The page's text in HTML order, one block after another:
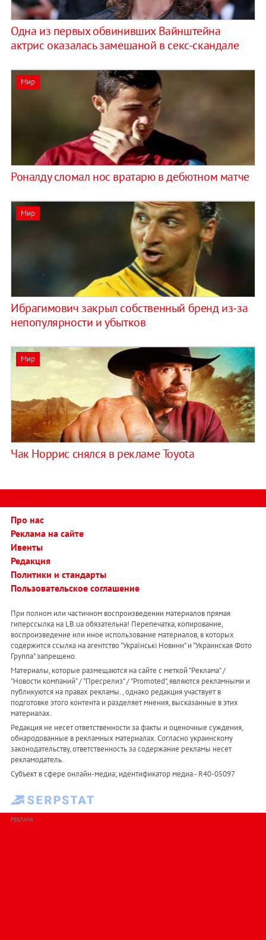
Одна из первых обвинивших Вайнштейна
актрис оказалась замешаной в секс-скандале
Мир
Роналду сломал нос вратарю в дебютном матче
Мир
Ибрагимович закрыл собственный бренд из-за
непопулярности и убытков
Мир
Чак Норрис снялся в рекламе Toyota
Про нас
Реклама на сайте
Ивенты
Редакция
Политики и стандарты
Пользовательское соглашение
При полном или частичном воспроизведении материалов прямая
гиперссылка на LB.ua обязательна! Перепечатка, копирование,
воспроизведение или иное использование материалов, в которых
содержится ссылка на агентство "Українськi Новини" и "Украинская Фото
Группа" запрещено.
Материалы, которые размещаются на сайте с меткой "Реклама" /
"Новости компаний" / "Пресрелиз" / "Promoted", являются рекламными и
публикуются на правах рекламы. , однако редакция участвует в
подготовке этого контента и разделяет мнения, высказанные в этих
материалах.
Редакция не несет ответственности за факты и оценочные суждения,
обнародованные в рекламных материалах. Согласно украинскому
законодательству, ответственность за содержание рекламы несет
рекламодатель.
Субъект в сфере онлайн-медиа; идентификатор медиа - R40-05097
РЕКЛАМА